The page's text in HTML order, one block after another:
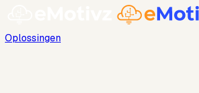
Oplossingen